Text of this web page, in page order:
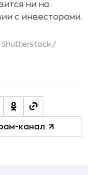
ни на
с инвесторами.
Shutterstock /
канал